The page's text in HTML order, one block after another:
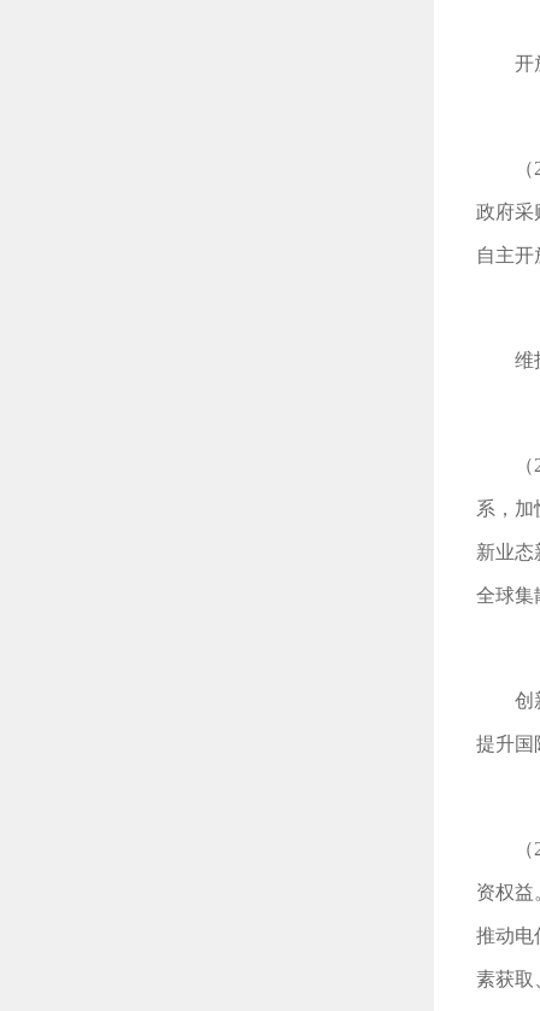
开
政府采
自主
维
系，加
新业态
全球集
创
提升国
资权益
推动电
素获取